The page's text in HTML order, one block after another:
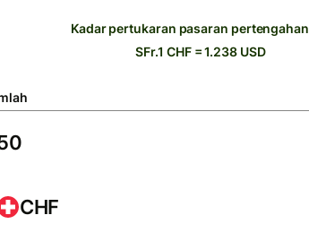
Kadar pertukaran pasaran pertengahan
SFr.1 CHF = 1.238 USD
CHF